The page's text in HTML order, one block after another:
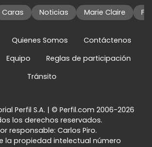
Caras Noticias Marie Claire
Quienes Somos
Contáctenos
Equipo
Reglas de participación
Tránsito
Perfil S.A. | © Perfil.com 2006-2026
los derechos reservados.
responsable: Carlos Piro.
la propiedad intelectual número